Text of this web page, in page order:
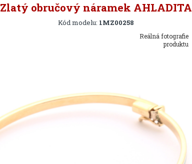
Zlatý obručový náramek AHLADITA
Kód modelu: 1MZ00258
Reálná fotografie
produktu